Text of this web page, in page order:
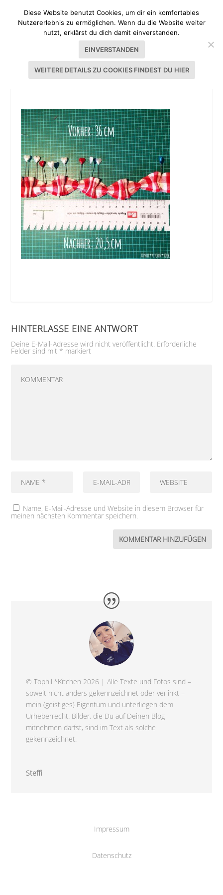
BONBON-RÜSCHE
HINTERLASSE EINE ANTWORT
Deine E-Mail-Adresse wird nicht veröffentlicht. Erforderliche
Felder sind mit * markiert
Name, E-Mail-Adresse und Website in diesem Browser für
meinen nächsten Kommentar speichern.
© Tophill*Kitchen 2026 | Alle Texte und Fotos sind –
soweit nicht anders gekennzeichnet oder verlinkt –
mein (geistiges) Eigentum und unterliegen dem
Urheberrecht. Bilder, die Du auf Deinen Blog
mitnehmen darfst, sind im Text als solche
gekennzeichnet.
Steffi
Impressum
Datenschutz
Diese Website benutzt Cookies, um dir ein komfortables
Nutzererlebnis zu ermöglichen. Wenn du die Website weiter
nutzt, erklärst du dich damit einverstanden.
EINVERSTANDEN
WEITERE DETAILS ZU COOKIES FINDEST DU HIER